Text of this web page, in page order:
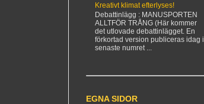
Kreativt klimat efterlyses!
Debattinlägg : MANUSPORTEN
ALLTFÖR TRÅNG (Här kommer
det utlovade debattinlägget. En
förkortad version publiceras idag i
senaste numret ...
EGNA SIDOR